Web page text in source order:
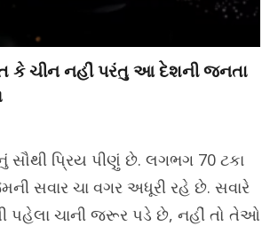
કે ચીન નહીં પરંતુ આ દેશની જનતા
સૌથી પ્રિય પીણું છે. લગભગ 70 ટકા
સવાર ચા વગર અધૂરી રહે છે. સવારે
પહેલા ચાની જરૂર પડે છે, નહીં તો તેઓ